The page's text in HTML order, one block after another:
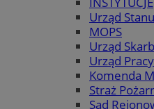
Urząd
MOPS
Urząd
Urząd Pracy
Komenda
Straż
Sąd